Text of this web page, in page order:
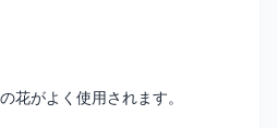
花がよく使用されます。